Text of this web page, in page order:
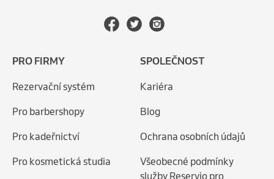
PRO FIRMY
Rezervační systém
Pro barbershopy
Pro kadeřnictví
Pro kosmetická studia
SPOLEČNOST
Kariéra
Blog
Ochrana osobních údajů
Všeobecné podmínky
služby Reservio pro